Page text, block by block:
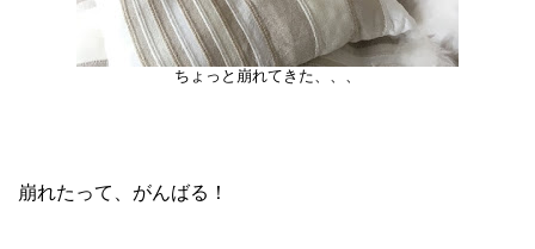
ちょっと崩れてきた、、、
崩れたって、がんばる！